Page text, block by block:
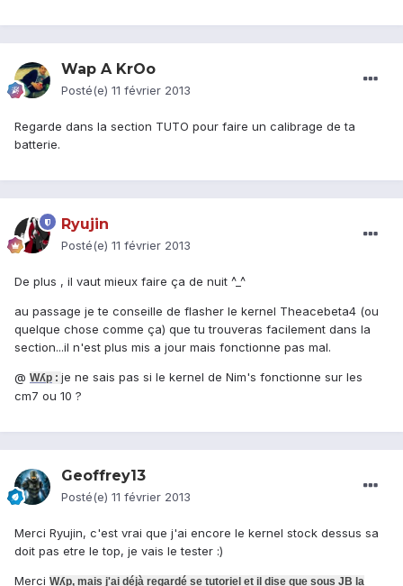
Wap A KrOo
Posté(e) 11 février 2013
Regarde dans la section TUTO pour faire un calibrage de ta
batterie.
Ryujin
Posté(e) 11 février 2013
De plus , il vaut mieux faire ça de nuit ^_^
au passage je te conseille de flasher le kernel Theacebeta4 (ou
quelque chose comme ça) que tu trouveras facilement dans la
section...il n'est plus mis a jour mais fonctionne pas mal.
@ Wʎp : je ne sais pas si le kernel de Nim's fonctionne sur les
cm7 ou 10 ?
Geoffrey13
Posté(e) 11 février 2013
Merci Ryujin, c'est vrai que j'ai encore le kernel stock dessus sa
doit pas etre le top, je vais le tester :)
Merci Wʎp, mais j'ai déjà regardé se tutoriel et il dise que sous JB la